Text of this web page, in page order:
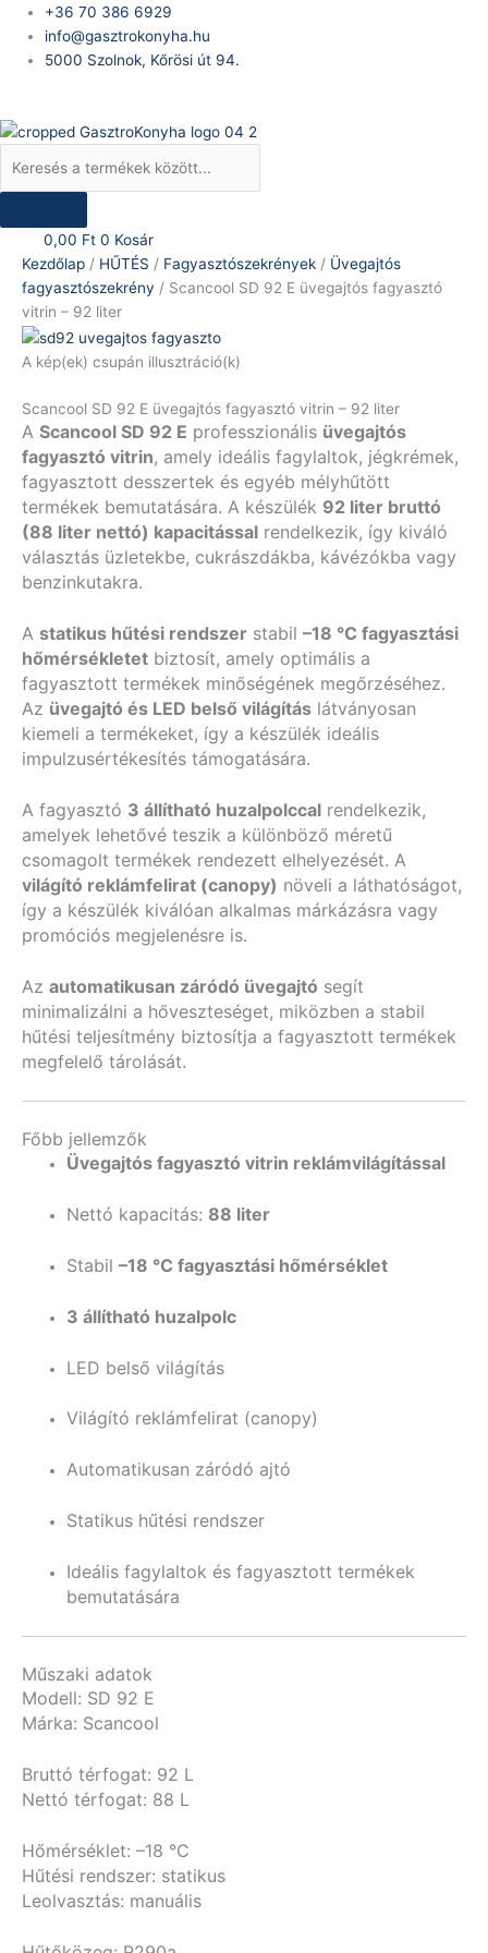
content
+36 70 386 6929
info@gasztrokonyha.hu
5000 Szolnok, Kőrösi út 94.
Products
search
0,00 Ft 0 Kosár
Kezdőlap / HŰTÉS / Fagyasztószekrények / Üvegajtós
fagyasztószekrény / Scancool SD 92 E üvegajtós fagyasztó
vitrin – 92 liter
A kép(ek) csupán illusztráció(k)
Scancool SD 92 E üvegajtós fagyasztó vitrin – 92 liter
A Scancool SD 92 E professzionális üvegajtós
fagyasztó vitrin, amely ideális fagylaltok, jégkrémek,
fagyasztott desszertek és egyéb mélyhűtött
termékek bemutatására. A készülék 92 liter bruttó
(88 liter nettó) kapacitással rendelkezik, így kiváló
választás üzletekbe, cukrászdákba, kávézókba vagy
benzinkutakra.
A statikus hűtési rendszer stabil –18 °C fagyasztási
hőmérsékletet biztosít, amely optimális a
fagyasztott termékek minőségének megőrzéséhez.
Az üvegajtó és LED belső világítás látványosan
kiemeli a termékeket, így a készülék ideális
impulzusértékesítés támogatására.
A fagyasztó 3 állítható huzalpolccal rendelkezik,
amelyek lehetővé teszik a különböző méretű
csomagolt termékek rendezett elhelyezését. A
világító reklámfelirat (canopy) növeli a láthatóságot,
így a készülék kiválóan alkalmas márkázásra vagy
promóciós megjelenésre is.
Az automatikusan záródó üvegajtó segít
minimalizálni a hőveszteséget, miközben a stabil
hűtési teljesítmény biztosítja a fagyasztott termékek
megfelelő tárolását.
Főbb jellemzők
Üvegajtós fagyasztó vitrin reklámvilágítással
Nettó kapacitás: 88 liter
Stabil–18 °C fagyasztási hőmérséklet
3 állítható huzalpolc
LED belső világítás
Világító reklámfelirat (canopy)
Automatikusan záródó ajtó
Statikus hűtési rendszer
Ideális fagylaltok és fagyasztott termékek
bemutatására
Műszaki adatok
Modell: SD 92 E
Márka: Scancool
Bruttó térfogat: 92 L
Nettó térfogat: 88 L
Hőmérséklet: –18 °C
Hűtési rendszer: statikus
Leolvasztás: manuális
Scancool
SD
92
fagyasztó
–
liter
mennyiség